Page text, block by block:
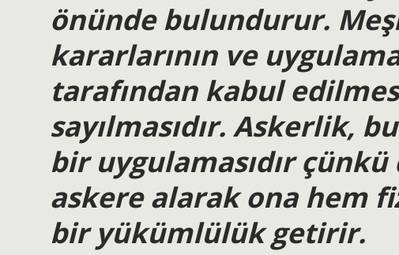
önünde bulundurur.
kararlarının ve
tarafından kabul
sayılmasıdır. Askerlik,
bir uygulamasıdır
askere alarak ona hem
bir yükümlülük getirir.